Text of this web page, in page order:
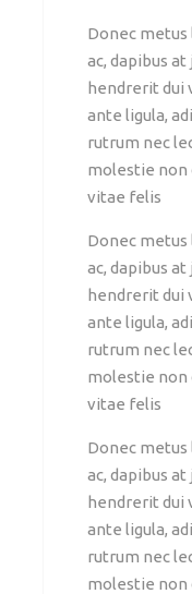
Donec
ac, dapibus
hendrerit dui
ante ligula,
rutrum nec
molestie non
vitae felis
Donec
ac, dapibus
hendrerit dui
ante ligula,
rutrum nec
molestie non
vitae felis
Donec
ac, dapibus
hendrerit dui
ante ligula,
rutrum nec
molestie non